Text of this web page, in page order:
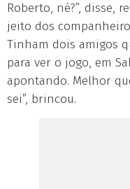
Roberto, né?”, disse,
jeito dos
Tinham dois amigos
para ver o jogo, em
apontando. Melhor
sei”, brincou.